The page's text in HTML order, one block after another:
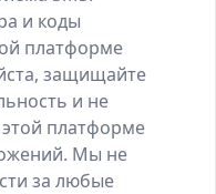
и коды
платформе
защищайте
и не
платформе
Мы не
за любые